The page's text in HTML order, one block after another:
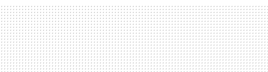
MAIL